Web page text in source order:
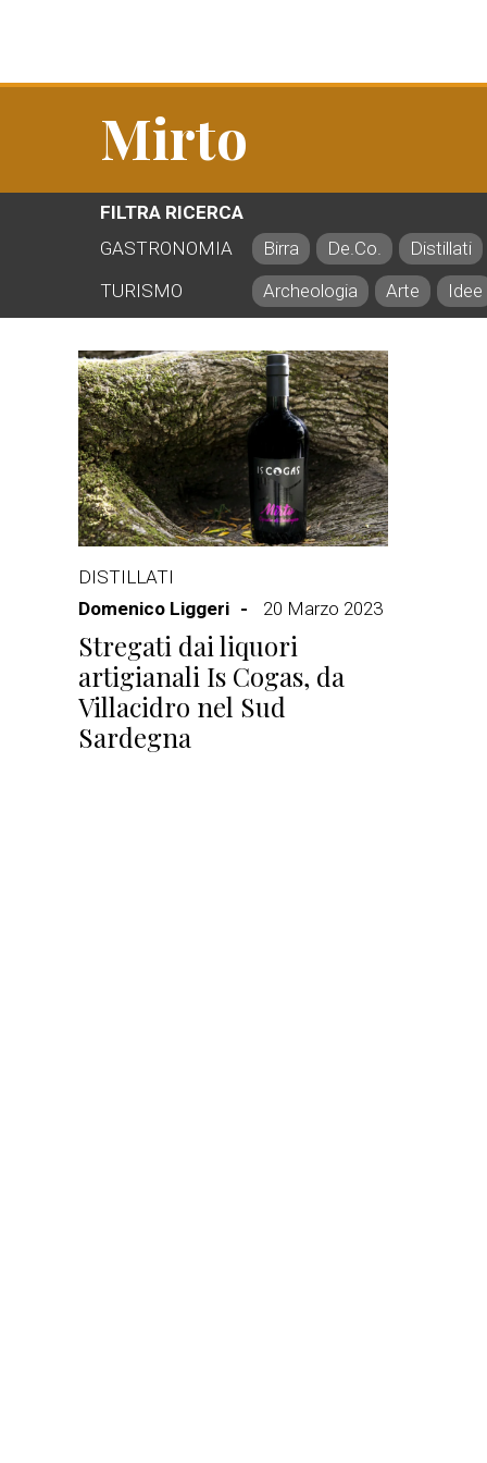
Mirto
FILTRA RICERCA
GASTRONOMIA
Birra De.Co.
Distillati
TURISMO
Archeologia Arte Idee
DISTILLATI
Domenico Liggeri
20 Marzo 2023
Stregati dai liquori
artigianali Is Cogas, da
Villacidro nel Sud
Sardegna